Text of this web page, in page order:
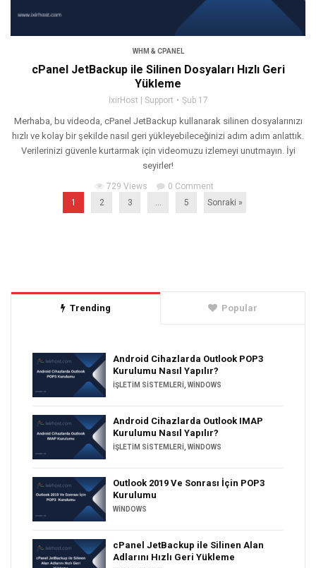
WHM & CPANEL
cPanel JetBackup ile Silinen Dosyaları Hızlı Geri
Yükleme
İxirHost | Support Şub 17
Merhaba, bu videoda, cPanel JetBackup kullanarak silinen dosyalarınızı
hızlı ve kolay bir şekilde nasıl geri yükleyebileceğinizi adım adım anlattık.
Verilerinizi güvenle kurtarmak için videomuzu izlemeyi unutmayın. İyi
seyirler!
729 Views
0 Comment
1
2 3 … 5 Sonraki »
Trending Popular
Android Cihazlarda Outlook POP3
Kurulumu Nasıl Yapılır?
İŞLETIM SISTEMLERI WINDOWS
Android Cihazlarda Outlook IMAP
Kurulumu Nasıl Yapılır?
İŞLETIM SISTEMLERI WINDOWS
Outlook 2019 Ve Sonrası İçin POP3
Kurulumu
WINDOWS
cPanel JetBackup ile Silinen Alan
Adlarını Hızlı Geri Yükleme